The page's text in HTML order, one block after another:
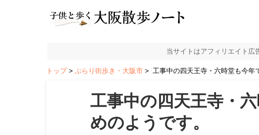
当サイトはアフィリエイト広
トップ ぶらり街歩き・大阪市 工事中の四天王寺・六時堂も今年
工事中の四天王寺・
めのようです。